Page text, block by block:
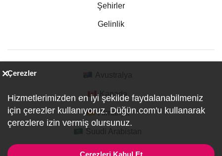
Şehirler
Gelinlik
Kanada
Almanya
Çerezler
Hizmetlerimizden en iyi şekilde faydalanabilmeniz
için çerezler kullanıyoruz. Düğün.com'u kullanarak
çerezlere izin vermiş olursunuz.
Çerezleri Kabul Et